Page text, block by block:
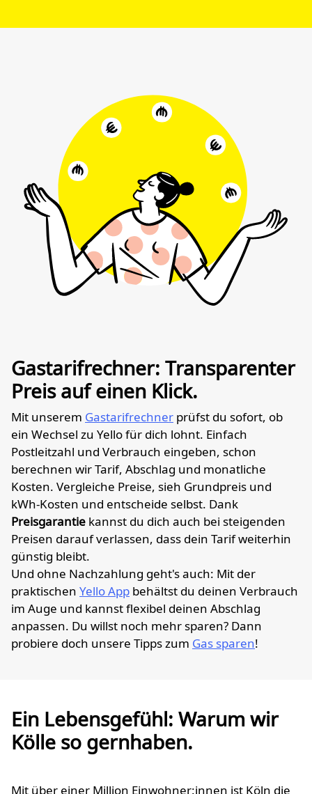
Gastarifrechner: Transparenter
Preis auf einen Klick.
Mit unserem Gastarifrechner prüfst du sofort, ob
ein Wechsel zu Yello für dich lohnt. Einfach
Postleitzahl und Verbrauch eingeben, schon
berechnen wir Tarif, Abschlag und monatliche
Kosten. Vergleiche Preise, sieh Grundpreis und
kWh-Kosten und entscheide selbst. Dank
Preisgarantie kannst du dich auch bei steigenden
Preisen darauf verlassen, dass dein Tarif weiterhin
günstig bleibt.
Und ohne Nachzahlung geht's auch: Mit der
praktischen Yello App behältst du deinen Verbrauch
im Auge und kannst flexibel deinen Abschlag
anpassen. Du willst noch mehr sparen? Dann
probiere doch unsere Tipps zum Gas sparen!
Ein Lebensgefühl: Warum wir
Kölle so gernhaben.
Mit über einer Million Einwohner:innen ist Köln die